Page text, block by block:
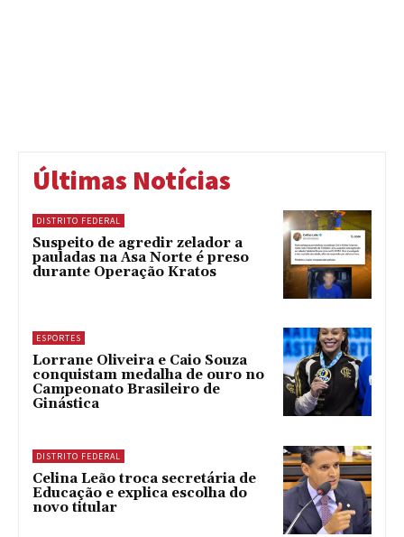
Últimas Notícias
DISTRITO FEDERAL
Suspeito de agredir zelador a
pauladas na Asa Norte é preso
durante Operação Kratos
ESPORTES
Lorrane Oliveira e Caio Souza
conquistam medalha de ouro no
Campeonato Brasileiro de
Ginástica
DISTRITO FEDERAL
Celina Leão troca secretária de
Educação e explica escolha do
novo titular